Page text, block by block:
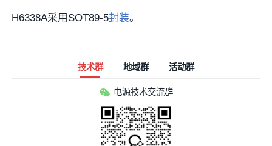
H6338A采用SOT89-5封装。
技术群 地域群 活动群
电源技术交流群